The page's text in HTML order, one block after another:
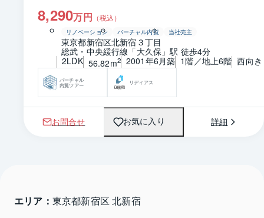
8,290万円 （税込）
リノベーション バーチャル内覧 当社売主
東京都新宿区北新宿３丁目
総武・中央緩行線「大久保」駅 徒歩4分
2LDK 56.82m2 2001年6月築 1階／地上6階 西向き
バーチャル
内覧ツアー
リディアス
お問合せ お気に入り 詳細
エリア： 東京都新宿区 北新宿